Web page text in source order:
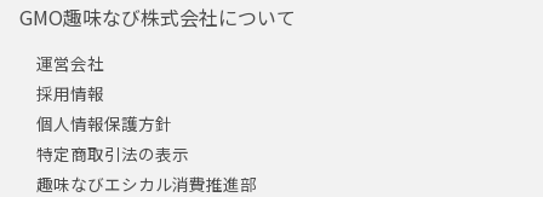
GMO趣味なび株式会社について
運営会社
採用情報
個人情報保護方針
特定商取引法の表示
趣味なびエシカル消費推進部